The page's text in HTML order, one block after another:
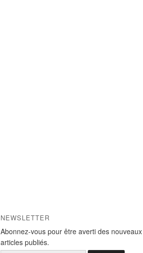
NEWSLETTER
Abonnez-vous pour être averti des nouveaux
articles publiés.